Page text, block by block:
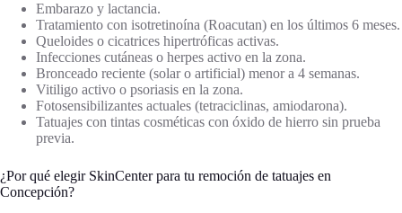
Embarazo y lactancia.
Tratamiento con isotretinoína (Roacutan) en los últimos 6 meses.
Queloides o cicatrices hipertróficas activas.
Infecciones cutáneas o herpes activo en la zona.
Bronceado reciente (solar o artificial) menor a 4 semanas.
Vitiligo activo o psoriasis en la zona.
Fotosensibilizantes actuales (tetraciclinas, amiodarona).
Tatuajes con tintas cosméticas con óxido de hierro sin prueba
previa.
¿Por qué elegir SkinCenter para tu remoción de tatuajes en
Concepción?